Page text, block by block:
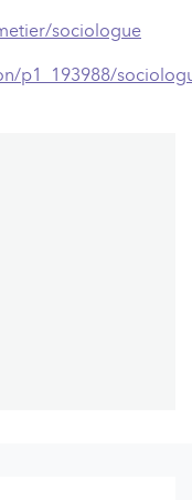
sociologue
p1_193988/